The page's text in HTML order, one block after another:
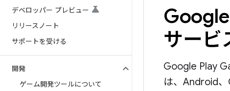
デベロッパー プレビュー
リリースノート
サポートを受ける
開発
ゲーム開発ツールについて
サービ
Google Play
は、Android、